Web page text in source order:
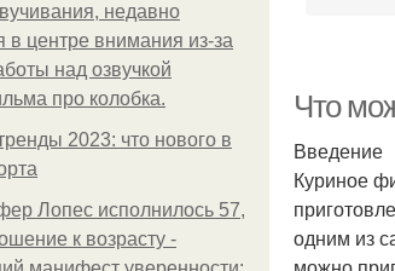
недавно
в центре внимания из-за
над озвучкой
про колобка.
2023: что нового в
Лопес исполнилось 57,
к возрасту -
Что
Введение
Куриное
одним из